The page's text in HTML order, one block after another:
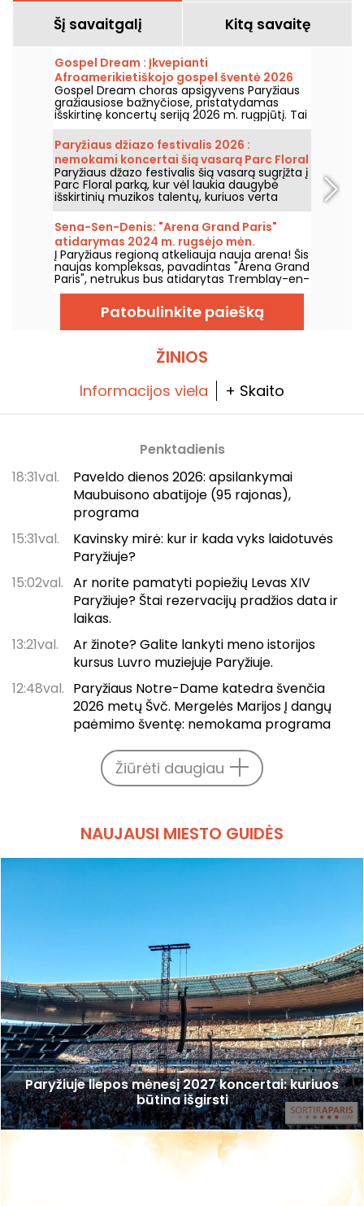
Šį savaitgalį Kitą savaitę
Gospel Dream : Įkvepianti
Afroamerikietiškojo gospel šventė 2026
m. rugpjūtį Paryžiuje
Gospel Dream choras apsigyvens Paryžiaus
gražiausiose bažnyčiose, pristatydamas
išskirtinę koncertų seriją 2026 m. rugpjūtį. Tai
unikali muzikos patirtis, švenčianti viltį,
vienybę ir atsparumą per autentikas
Afroamerikietiškosios bažnyčios giesmes.
Paryžiaus džiazo festivalis 2026 :
nemokami koncertai šią vasarą Parc Floral
grįžta, programa
Paryžiaus džazo festivalis šią vasarą sugrįžta į
Parc Floral parką, kur vėl laukia daugybė
išskirtinių muzikos talentų, kuriuos verta
pamatyti ir išgirsti įspūdingo kaimo ramybės
fone. Štai nemokamų koncertų programa,
kurią kviečiame atrasti nuo 2026 m. birželio
24 d. iki 2026 m. rugsėjo 6 d.
Sena-Sen-Denis: "Arena Grand Paris"
atidarymas 2024 m. rugsėjo mėn.
Į Paryžiaus regioną atkeliauja nauja arena! Šis
naujas kompleksas, pavadintas "Arena Grand
Paris", netrukus bus atidarytas Tremblay-en-
France, Seine-Saint-Denis, ir turės dvi 7000 ir
2000 vietų sales. Mes jums viską apie tai
papasakosime.Patobulinkite paiešką
ŽINIOS
Informacijos viela + Skaito
Penktadienis
18:31val.
Paveldo dienos 2026: apsilankymai
Maubuisono abatijoje (95 rajonas),
programa
15:31val.
Kavinsky mirė: kur ir kada vyks laidotuvės
Paryžiuje?
15:02val. Ar norite pamatyti popiežių Levas XIV
Paryžiuje? Štai rezervacijų pradžios data ir
laikas.
13:21val.
Ar žinote? Galite lankyti meno istorijos
kursus Luvro muziejuje Paryžiuje.
12:48val. Paryžiaus Notre-Dame katedra švenčia
2026 metų Švč. Mergelės Marijos Į dangų
paėmimo šventę: nemokama programa
Žiūrėti daugiau
NAUJAUSI MIESTO GUIDĖS
Paryžiuje liepos mėnesį 2027 koncertai: kuriuos
būtina išgirsti